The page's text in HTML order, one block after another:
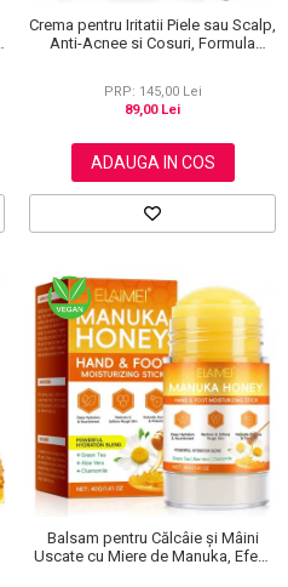
Crema pentru Iritatii Piele sau Scalp,
Anti-Acnee si Cosuri, Formula
PRP: 145,00 Lei
89,00 Lei
ADAUGA IN COS
Balsam pentru Călcâie și Mâini
Uscate cu Miere de Manuka, Efect